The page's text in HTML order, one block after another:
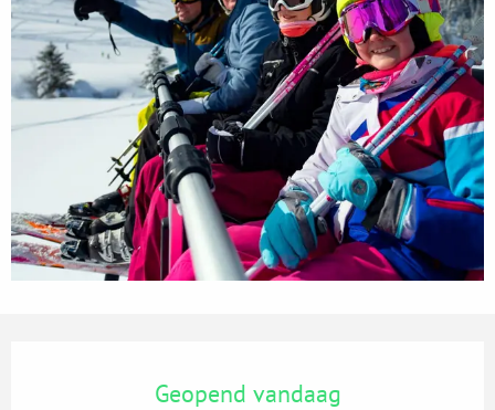
Geopend vandaag